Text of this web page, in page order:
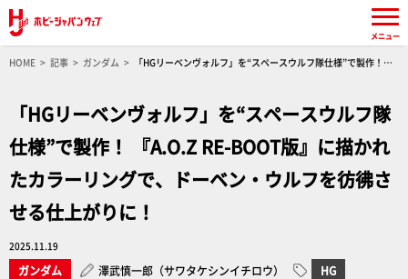
HOME 記事 ガンダム
「HGリーベンヴォルフ」を“スペースウルフ隊仕様”で製作！
「HGリーベンヴォルフ」を“スペースウルフ隊
仕様”で製作！ 『A.O.Z RE-BOOT版』に描かれ
たカラーリングで、ドーベン・ウルフを彷彿さ
せる仕上がりに！
2025.11.19
ガンダム 澤武慎一郎（サワタケシンイチロウ）
HG
メニュー